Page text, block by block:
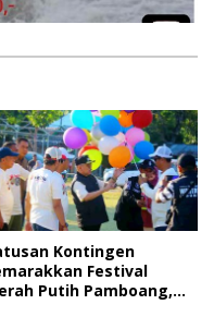
Kontingen
Festival
Putih Pamboang,